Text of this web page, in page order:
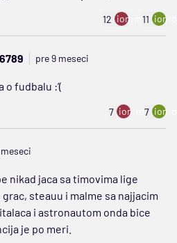
12 ion:minus
11
pre 9 meseci
o fudbalu :’(
7 ion:minus
7
nikad jaca sa timovima lige
steauu i malme sa najjacim
i astronautom onda bice
je po meri.